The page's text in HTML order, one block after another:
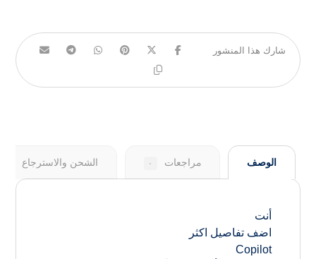
الوصف مراجعات ٠ الشحن والاسترجاع
أنت
اضف تفاصيل اكثر
Copilot